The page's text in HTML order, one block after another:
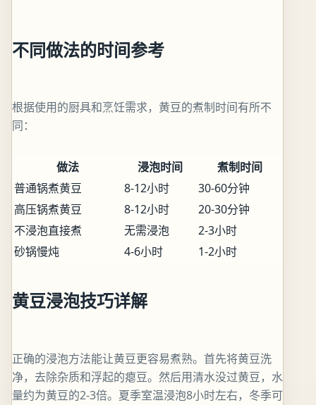
不同做法的时间参考
根据使用的厨具和烹饪需求，黄豆的煮制时间有所不
同：
做法 浸泡时间
煮制时间
普通锅煮黄豆
8-12小时
30-60分钟
高压锅煮黄豆
8-12小时
20-30分钟
不浸泡直接煮
无需浸泡
2-3小时
砂锅慢炖
4-6小时 1-2小时
黄豆浸泡技巧详解
正确的浸泡方法能让黄豆更容易煮熟。首先将黄豆洗
净，去除杂质和浮起的瘪豆。然后用清水没过黄豆，水
量约为黄豆的2-3倍。夏季室温浸泡8小时左右，冬季可